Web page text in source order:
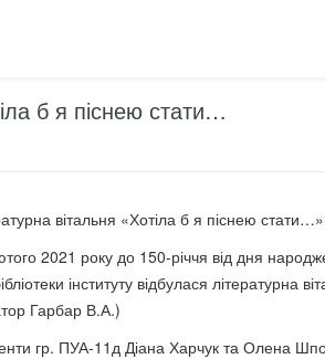
б я піснею стати…
вітальня «Хотіла б я піснею стати…»
2021 року до 150-річчя від дня
інституту відбулася
Гарбар В.А.)
гр. ПУА-11д Діана Харчук та Олена